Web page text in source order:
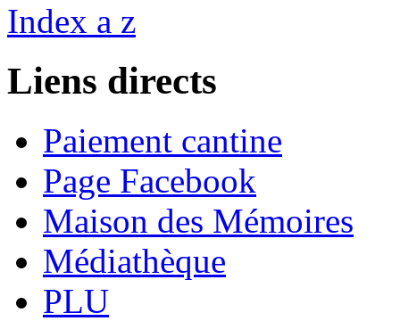
Index a z
Liens directs
Paiement cantine
Page Facebook
Maison des Mémoires
Médiathèque
PLU